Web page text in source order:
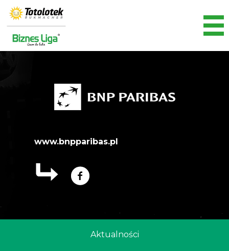
www.bnpparibas.pl
Aktualności